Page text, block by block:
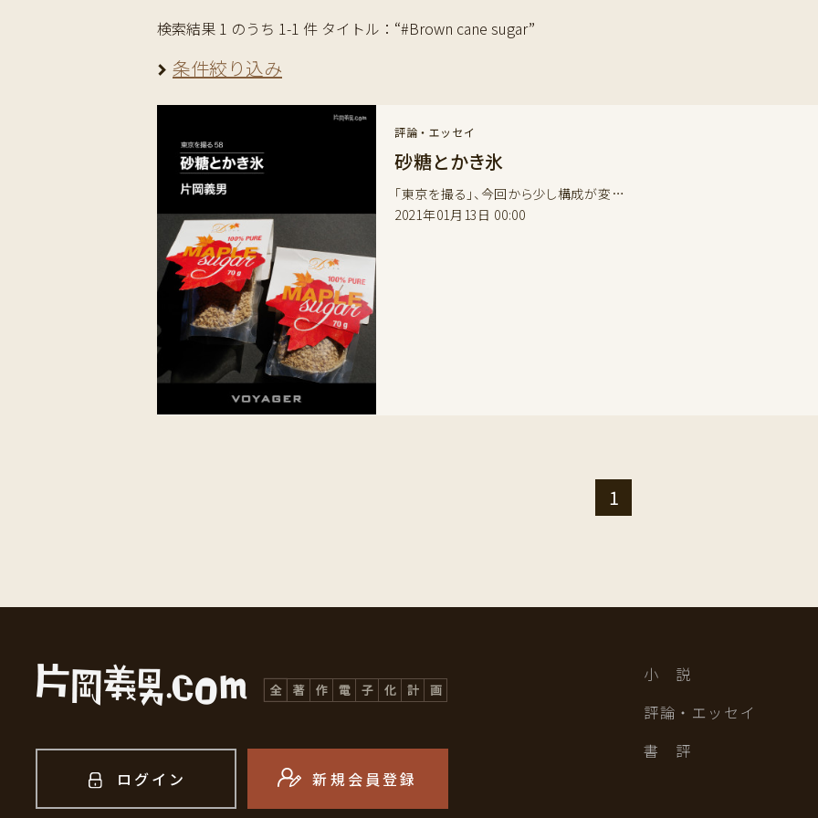
検索結果 1 のうち 1-1 件 タイトル：“#Brown cane sugar”
条件絞り込み
評論・エッセイ
砂糖とかき氷
「東京を撮る」、今回から少し構成が変…
2021年01月13日 00:00
1
ログイン 新規会員登録
小 説
評論・エッセイ
書 評